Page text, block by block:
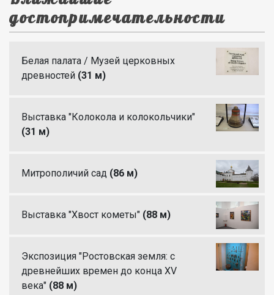
достопримечательности
Белая палата / Музей церковных
древностей (31 м)
Выставка "Колокола и колокольчики"
(31 м)
Митрополичий сад (86 м)
Выставка "Хвост кометы" (88 м)
Экспозиция "Ростовская земля: с
древнейших времен до конца XV
века" (88 м)